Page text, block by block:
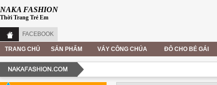
NAKA FASHION
Thời Trang Trẻ Em
FACEBOOK
TRANG CHỦ SẢN PHẨM VÁY CÔNG CHÚA ĐÔ CHO BÉ GÁI